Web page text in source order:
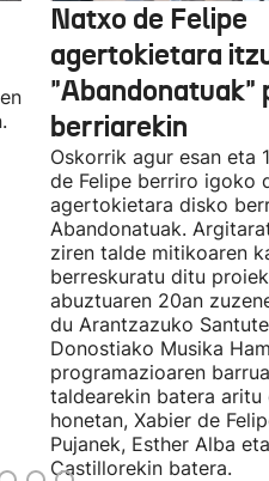
Natxo de Felipe
agertokietara
"Abandonatuak"
berriarekin
Oskorrik agur esan eta
de Felipe berriro igoko
agertokietara disko
Abandonatuak.
ziren talde mitikoaren
berreskuratu ditu
abuztuaren 20an
du Arantzazuko
Donostiako Musika
programazioaren
taldearekin batera aritu
honetan, Xabier de
Pujanek, Esther Alba
Castillorekin batera.